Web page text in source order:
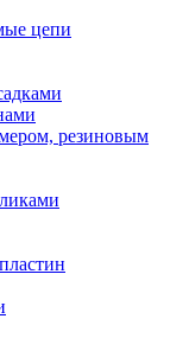
цепи
резиновым